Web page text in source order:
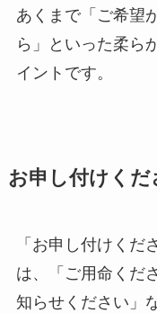
あくまで「ご希望
ら」といった柔ら
イントです。
お申し付けく
「お申し付けくだ
は、「ご用命くだ
知らせください」